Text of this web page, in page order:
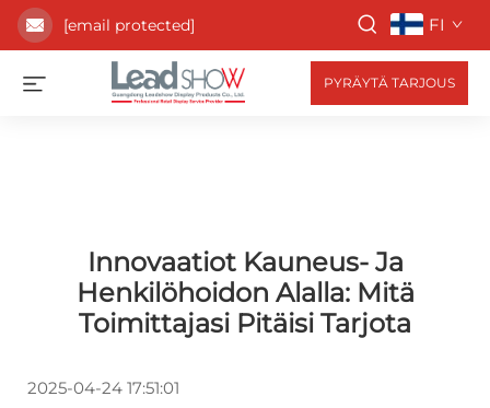
[email protected] FI
PYRÄYTÄ TARJOUS
Innovaatiot Kauneus- Ja
Henkilöhoidon Alalla: Mitä
Toimittajasi Pitäisi Tarjota
2025-04-24 17:51:01